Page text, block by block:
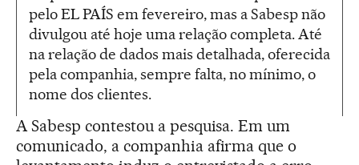
pelo EL PAÍS em fevereiro, mas a Sabesp não
divulgou até hoje uma relação completa. Até
na relação de dados mais detalhada, oferecida
pela companhia, sempre falta, no mínimo, o
nome dos clientes.
A Sabesp contestou a pesquisa. Em um
comunicado, a companhia afirma que o